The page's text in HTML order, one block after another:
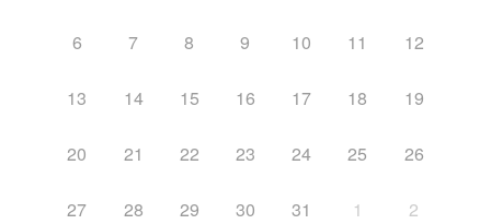
6 7 8 9 10 11 12
13 14 15 16 17 18 19
20 21 22 23 24 25 26
27 28 29 30 31 1 2